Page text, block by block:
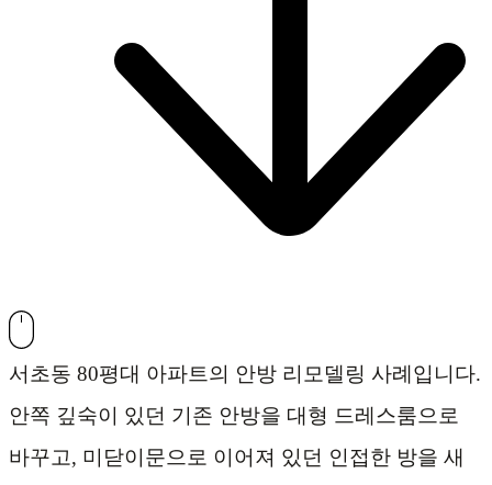
서초동 80평대 아파트의 안방 리모델링 사례입니다.
안쪽 깊숙이 있던 기존 안방을 대형 드레스룸으로
바꾸고, 미닫이문으로 이어져 있던 인접한 방을 새